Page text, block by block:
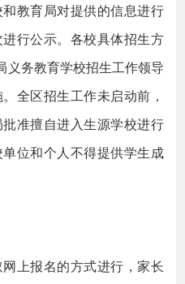
教育局对提供的信息进行
行公示。各校具体招生方
义务教育学校招生工作领导
全区招生工作未启动前，
准擅自进入生源学校进行
位和个人不得提供学生成
上报名的方式进行，家长